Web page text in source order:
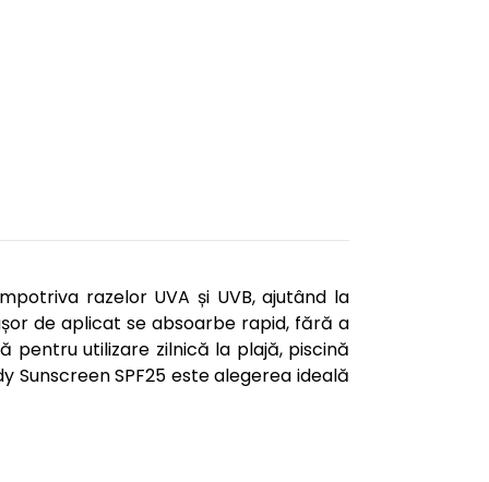
razelor UVA și UVB, ajutând la
de aplicat se absoarbe rapid, fără a
pentru utilizare zilnică la plajă, piscină
SPF25 este alegerea ideală